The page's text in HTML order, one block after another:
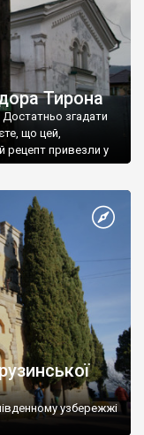
Тирона
згадати
що цей,
рецепт привезли у
узбережжі